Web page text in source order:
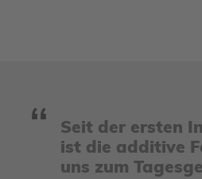
Seit der ersten
ist die additive
uns zum